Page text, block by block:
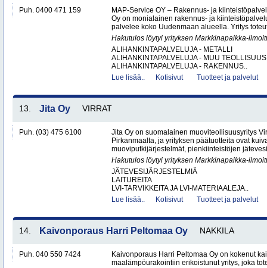
Puh. 0400 471 159
MAP-Service OY – Rakennus- ja
Oy on monialainen rakennus- ja
palvelee koko Uudenmaan alueella. Yritys
Hakutulos löytyi yrityksen Markkinapaikka-
ALIHANKINTAPALVELUJA - METALLI
ALIHANKINTAPALVELUJA - MUU TEOLLISUUS
ALIHANKINTAPALVELUJA - RAKENNUS..
Lue lisää..
Kotisivut Tuotteet ja palvelut
13. Jita Oy VIRRAT
Puh. (03) 475 6100
Jita Oy on suomalainen muoviteollisuusyritys
Pirkanmaalta, ja yrityksen päätuotteita ovat
muoviputkijärjestelmät, pienkiinteistöjen
Hakutulos löytyi yrityksen Markkinapaikka-
JÄTEVESIJÄRJESTELMIÄ
LAITUREITA
LVI-TARVIKKEITA JA LVI-MATERIAALEJA..
Lue lisää..
Kotisivut Tuotteet ja palvelut
14. Kaivonporaus Harri Peltomaa Oy NAKKILA
Puh. 040 550 7424
Kaivonporaus Harri Peltomaa Oy on kokenut
maalämpöurakointiin erikoistunut yritys, joka